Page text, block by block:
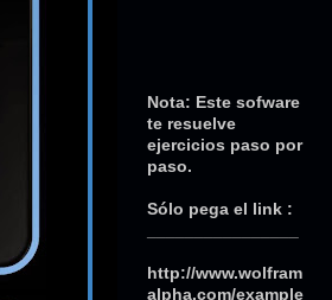
REALIZAR:
(INTEGRALES)
Nota: Este sofware
te resuelve
ejercicios paso por
paso.
Sólo pega el link :
http://www.wolfram
alpha.com/example